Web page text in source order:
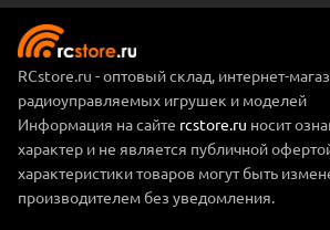
RCstore.ru - оптовый склад, интернет-
радиоуправляемых игрушек и моделей
Информация на сайте rcstore.ru носит
характер и не является публичной
характеристики товаров могут быть
производителем без уведомления.